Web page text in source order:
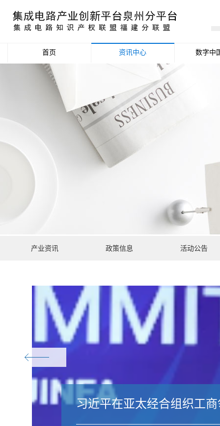
首页 资讯中心
政策信息
活动公告
数据统计分析
数字中
产业资讯 政策信息 活动公告
习近平在亚太经合组织工